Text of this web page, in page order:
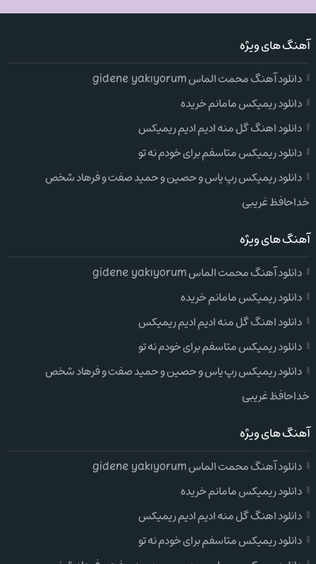
آهنگ های ویژه
دانلود آهنگ محمت الماس gidene yakıyorum
دانلود ریمیکس مامانم خریده
دانلود اهنگ گل منه ادیم ادیم ریمیکس
دانلود ریمیکس متاسفم برای خودم نه تو
دانلود ریمیکس رپ یاس و حصین و حمید صفت و فرهاد شخص
خداحافظ غریبی
آهنگ های ویژه
دانلود آهنگ محمت الماس gidene yakıyorum
دانلود ریمیکس مامانم خریده
دانلود اهنگ گل منه ادیم ادیم ریمیکس
دانلود ریمیکس متاسفم برای خودم نه تو
دانلود ریمیکس رپ یاس و حصین و حمید صفت و فرهاد شخص
خداحافظ غریبی
آهنگ های ویژه
دانلود آهنگ محمت الماس gidene yakıyorum
دانلود ریمیکس مامانم خریده
دانلود اهنگ گل منه ادیم ادیم ریمیکس
دانلود ریمیکس متاسفم برای خودم نه تو